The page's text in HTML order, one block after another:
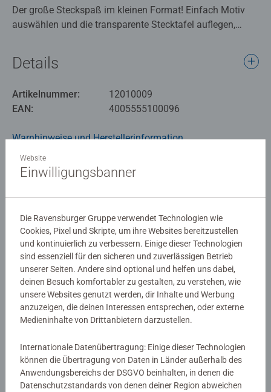
Der große Steckspaß im kleinen Format! Einfach Motiv
auswählen und die transparente Stecktafel auflegen,
nachstecken. Die 24 abwechslungsreichen Motive
vermitteln die Grundfarben und erweitern den Wortschatz.
Formen und Zeichen kennen. Das Aufstecken der großen,
runden Steine macht Kindern immer wieder Spaß und
Die ersten drei Lebensjahre eines Kleinkindes sind
unglaublich spannend und voller einzigartiger Momente:
Tag entdecken die Kleinen mit allen Sinnen ihre Umwelt
und erlernen neue Fähigkeiten. Colorino unterstützt diese
Entwicklung Schritt für Schritt und bietet Eltern die nötige
Orientierung, um ihr Kind auf liebevolle Weise zu fördern.
Unsere hochwertigen Spiele begleiten die Kleinsten in
allen Entwicklungsphasen. Alle Materialen sind in jeder
Hinsicht unbedenklich und werden regelmäßig auf
Qualität und Sicherheit geprüft.
Details
Artikelnummer:
12010009
EAN:
4005555100096
Warnhinweise und Herstellerinformation
Bewertungen (12)
Durchschnittliche Bewertung 5.0 von 5 Sternen.
5.0/5
Bewertungen
Richtlinien für Bewertungen
Website
Einwilligungsbanner
Die Ravensburger Gruppe verwendet Technologien wie
Cookies, Pixel und Skripte, um ihre Websites bereitzustellen
und kontinuierlich zu verbessern. Einige dieser Technologien
sind essenziell für den sicheren und zuverlässigen Betrieb
unserer Seiten. Andere sind optional und helfen uns dabei,
deinen Besuch komfortabler zu gestalten, zu verstehen, wie
unsere Websites genutzt werden, dir Inhalte und Werbung
anzuzeigen, die deinen Interessen entsprechen, oder externe
Medieninhalte von Drittanbietern darzustellen.
Internationale Datenübertragung: Einige dieser Technologien
können die Übertragung von Daten in Länder außerhalb des
Anwendungsbereichs der DSGVO beinhalten, in denen die
Datenschutzstandards von denen deiner Region abweichen